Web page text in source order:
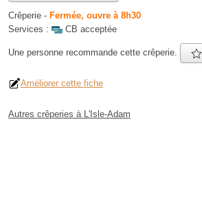
Crêperie - Fermée, ouvre à 8h30
Services :
CB acceptée
Une personne recommande cette crêperie.
Améliorer cette fiche
Autres crêperies à L'Isle-Adam